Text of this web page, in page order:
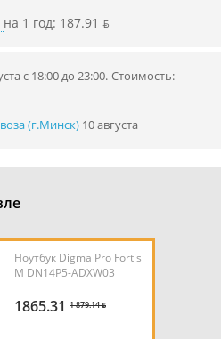
на 1 год: 187.91 ƃ
с 18:00 до 23:00. Стоимость:
(г.Минск) 10 августа
Ноутбук Digma Pro Fortis
M DN14P5-ADXW03
1865.31 1 879.14 ƃ